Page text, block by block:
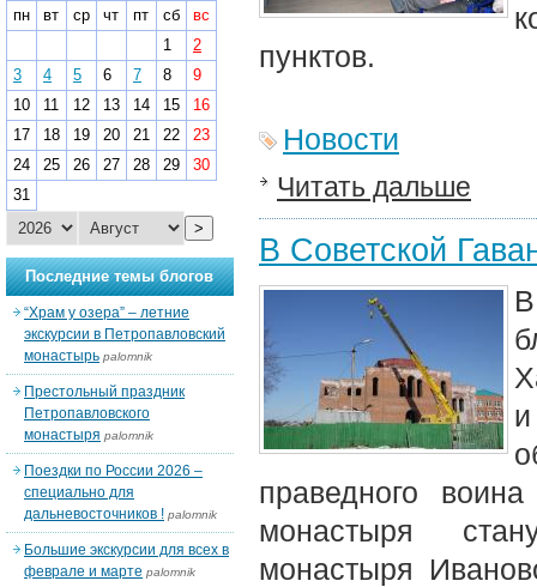
пунктов.
Новости
Читать дальше
В Советской
праведного
монастыря
монастыря
пн
вт ср чт пт сб
вс
1
2
3
4 5 6 7 8
9
10
11 12 13 14 15
16
17
18 19 20 21 22
23
24
25 26 27 28 29
30
31
>
Последние темы блогов
“Храм у озера” – летние
экскурсии в Петропавловский
монастырь palomnik
Престольный праздник
Петропавловского
монастыря palomnik
Поездки по России 2026 –
специально для
дальневосточников ! palomnik
Большие экскурсии для всех в
феврале и марте palomnik